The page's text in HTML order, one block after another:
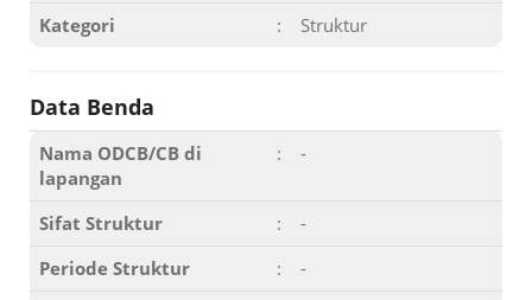
Kategori
: Struktur
Data Benda
Nama ODCB/CB di
lapangan
: -
Sifat Struktur :
-
Periode Struktur
:
-